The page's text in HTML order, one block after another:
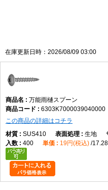
在庫更新日時：2026/08/09 03:00
万能雨樋スプーン
6303K7000039040000
この商品の詳細はコチラ
SUS410
生地
400
19円(税込)